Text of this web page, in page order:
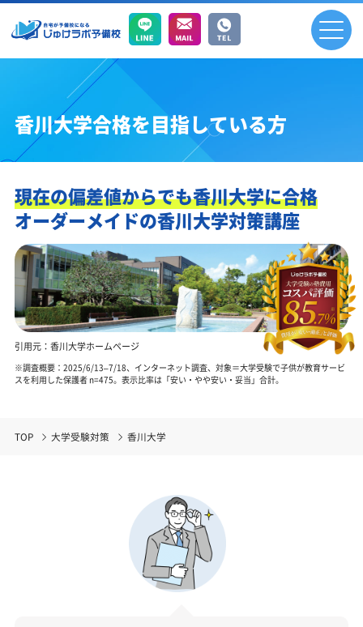
香川大学合格を目指している方
現在の偏差値からでも香川大学に合格
オーダーメイドの香川大学対策講座
引用元：香川大学ホームページ
※調査概要：2025/6/13–7/18、インターネット調査、対象＝大学受験で子供が教育サービ
スを利用した保護者 n=475。表示比率は「安い・やや安い・妥当」合計。
TOP 大学受験対策 香川大学